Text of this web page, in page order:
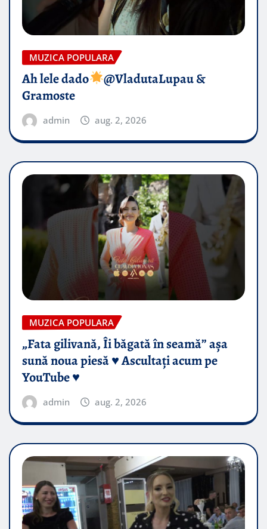
MUZICA POPULARA
Ah lele dado​
@VladutaLupau &
Gramoste
admin aug. 2, 2026
MUZICA POPULARA
„Fata gilivană, Îi băgată în seamă” așa
sună noua piesă ♥️ Ascultați acum pe
YouTube ♥️
admin aug. 2, 2026